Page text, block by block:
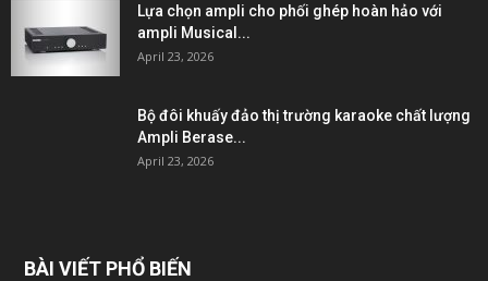
Lựa chọn ampli cho phối ghép hoàn hảo với
ampli Musical...
April 23, 2026
Bộ đôi khuấy đảo thị trường karaoke chất lượng
Ampli Berase...
April 23, 2026
BÀI VIẾT PHỔ BIẾN